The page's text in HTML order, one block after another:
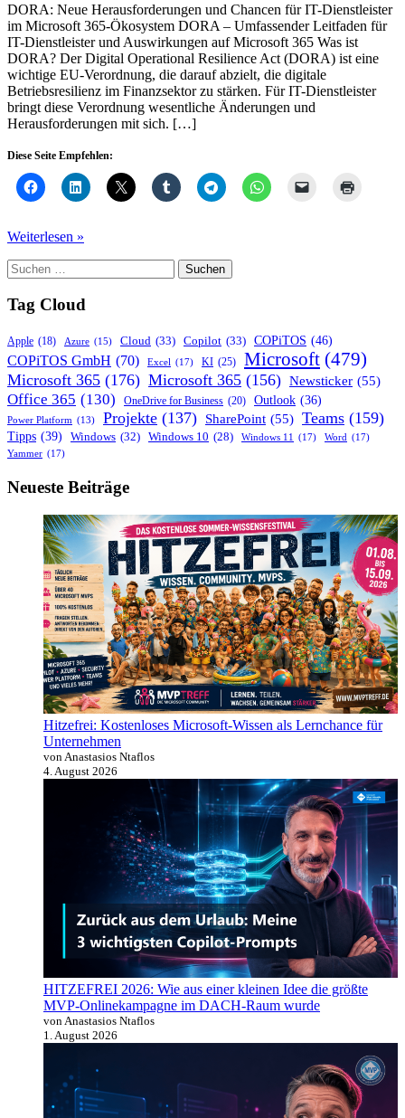
DORA: Neue Herausforderungen und Chancen für IT-Dienstleister
im Microsoft 365-Ökosystem DORA – Umfassender Leitfaden für
IT-Dienstleister und Auswirkungen auf Microsoft 365 Was ist
DORA? Der Digital Operational Resilience Act (DORA) ist eine
wichtige EU-Verordnung, die darauf abzielt, die digitale
Betriebsresilienz im Finanzsektor zu stärken. Für IT-Dienstleister
bringt diese Verordnung wesentliche Änderungen und
Herausforderungen mit sich. […]
Diese Seite Empfehlen:
DORA:
Herausforderungen
Chancen
IT-
Dienstleister
im
Microsoft
365-
Ökosystem
Weiterlesen »
Suchen
nach:
Tag Cloud
Apple (18) Azure (15) Cloud (33) Copilot (33) COPiTOS (46)
COPiTOS GmbH (70) Excel (17) KI (25) Microsoft (479)
Microsoft 365 (176) Microsoft 365 (156) Newsticker (55)
Office 365 (130) OneDrive for Business (20) Outlook (36)
Power Platform (13) Projekte (137) SharePoint (55) Teams (159)
Tipps (39) Windows (32) Windows 10 (28) Windows 11 (17) Word (17)
Yammer (17)
Neueste Beiträge
Hitzefrei: Kostenloses Microsoft-Wissen als Lernchance für
Unternehmen
von Anastasios Ntaflos
4. August 2026
HITZEFREI 2026: Wie aus einer kleinen Idee die größte
MVP-Onlinekampagne im DACH-Raum wurde
von Anastasios Ntaflos
1. August 2026